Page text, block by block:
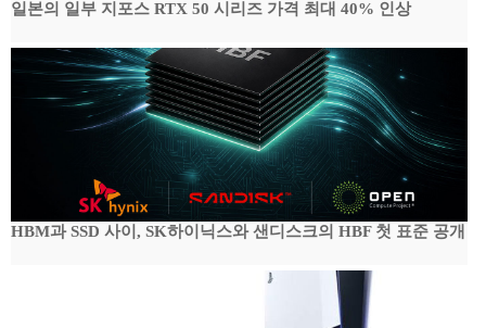
일본의 일부 지포스 RTX 50 시리즈 가격 최대 40% 인상
HBM과 SSD 사이, SK하이닉스와 샌디스크의 HBF 첫 표준 공개